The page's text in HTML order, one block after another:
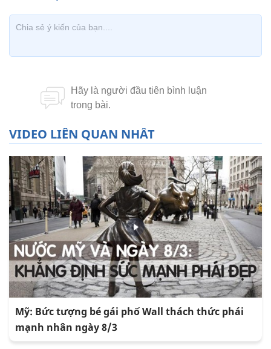
VIDEO LIÊN QUAN NHẤT
Mỹ: Bức tượng bé gái phố Wall thách thức phái
mạnh nhân ngày 8/3